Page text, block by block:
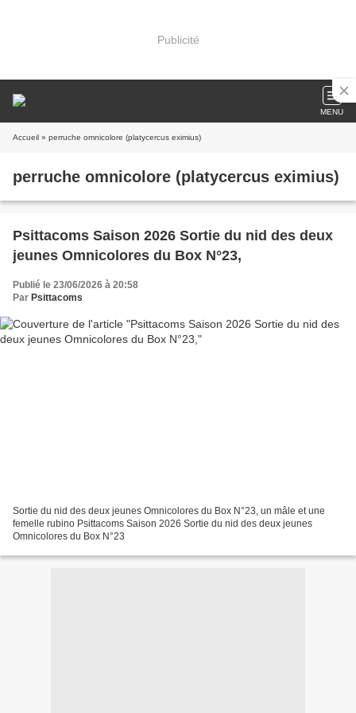
Publicité
MENU
Accueil » perruche omnicolore (platycercus eximius)
perruche omnicolore (platycercus eximius)
Psittacoms Saison 2026 Sortie du nid des deux
jeunes Omnicolores du Box N°23,
Publié le 23/06/2026 à 20:58
Par Psittacoms
Sortie du nid des deux jeunes Omnicolores du Box N°23, un mâle et une
femelle rubino Psittacoms Saison 2026 Sortie du nid des deux jeunes
Omnicolores du Box N°23